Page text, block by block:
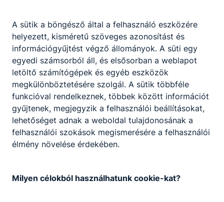
Az iskola alapításának ötlete a hatvanas évek
legelején merült fel, amikor a magyar
oktatónevelő munka reformálása keretében
felmerült az az ötlet, hogy Fejér megye
nagyközségeiben középiskolákat kell alapítani.
Pusztaszabolcs elhelyezkedését figyelembe véve
- vasúti csomópont, nagy vonzáskörzet – a
megyei tanács úgy döntött, hogy megalapítja a
gépszerelő középiskolai évfolyam. Tanulói az
A sütik a böngésző által a felhasználó eszközére
helyezett, kisméretű szöveges azonosítást és
információgyűjtést végző állományok. A süti egy
egyedi számsorból áll, és elsősorban a weblapot
letöltő számítógépek és egyéb eszközök
megkülönböztetésére szolgál. A sütik többféle
funkcióval rendelkeznek, többek között információt
gyűjtenek, megjegyzik a felhasználói beállításokat,
lehetőséget adnak a weboldal tulajdonosának a
felhasználói szokások megismerésére a felhasználói
élmény növelése érdekében.
Milyen célokból használhatunk cookie-kat?